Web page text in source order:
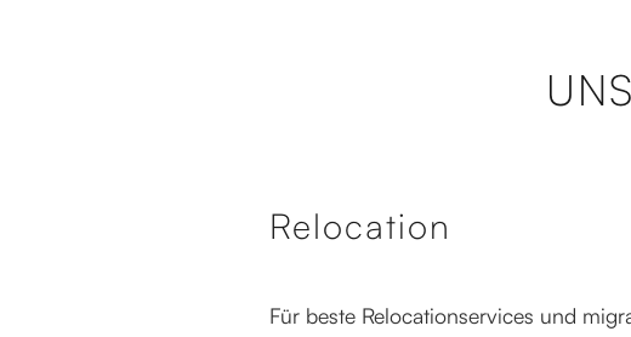
Relocation
Für beste Relocationservices und